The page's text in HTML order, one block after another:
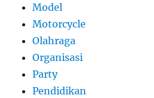
Model
Motorcycle
Olahraga
Organisasi
Party
Pendidikan